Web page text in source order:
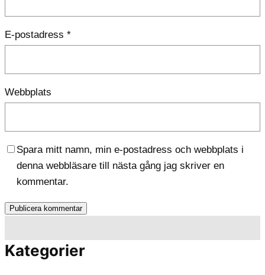
E-postadress *
Webbplats
Spara mitt namn, min e-postadress och webbplats i
denna webbläsare till nästa gång jag skriver en
kommentar.
Kategorier